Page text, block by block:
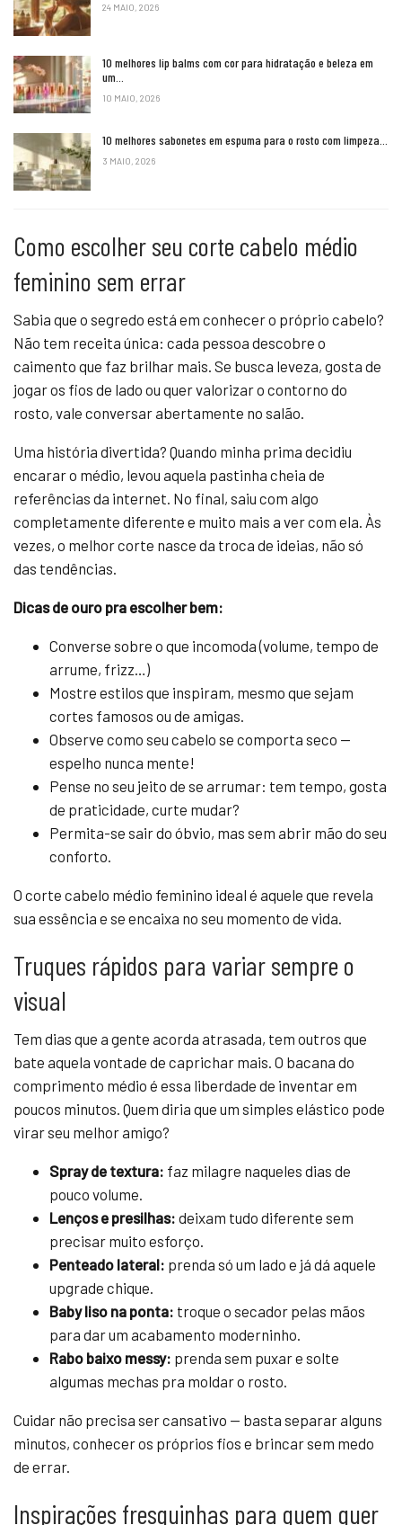
24 MAIO, 2026
10 melhores lip balms com cor para hidratação e beleza em
um…
10 MAIO, 2026
10 melhores sabonetes em espuma para o rosto com limpeza…
3 MAIO, 2026
Como escolher seu corte cabelo médio
feminino sem errar
Sabia que o segredo está em conhecer o próprio cabelo?
Não tem receita única: cada pessoa descobre o
caimento que faz brilhar mais. Se busca leveza, gosta de
jogar os fios de lado ou quer valorizar o contorno do
rosto, vale conversar abertamente no salão.
Uma história divertida? Quando minha prima decidiu
encarar o médio, levou aquela pastinha cheia de
referências da internet. No final, saiu com algo
completamente diferente e muito mais a ver com ela. Às
vezes, o melhor corte nasce da troca de ideias, não só
das tendências.
Dicas de ouro pra escolher bem:
Converse sobre o que incomoda (volume, tempo de
arrume, frizz…)
Mostre estilos que inspiram, mesmo que sejam
cortes famosos ou de amigas.
Observe como seu cabelo se comporta seco —
espelho nunca mente!
Pense no seu jeito de se arrumar: tem tempo, gosta
de praticidade, curte mudar?
Permita-se sair do óbvio, mas sem abrir mão do seu
conforto.
O corte cabelo médio feminino ideal é aquele que revela
sua essência e se encaixa no seu momento de vida.
Truques rápidos para variar sempre o
visual
Tem dias que a gente acorda atrasada, tem outros que
bate aquela vontade de caprichar mais. O bacana do
comprimento médio é essa liberdade de inventar em
poucos minutos. Quem diria que um simples elástico pode
virar seu melhor amigo?
Spray de textura: faz milagre naqueles dias de
pouco volume.
Lenços e presilhas: deixam tudo diferente sem
precisar muito esforço.
Penteado lateral: prenda só um lado e já dá aquele
upgrade chique.
Baby liso na ponta: troque o secador pelas mãos
para dar um acabamento moderninho.
Rabo baixo messy: prenda sem puxar e solte
algumas mechas pra moldar o rosto.
Cuidar não precisa ser cansativo — basta separar alguns
minutos, conhecer os próprios fios e brincar sem medo
de errar.
Inspirações fresquinhas para quem quer